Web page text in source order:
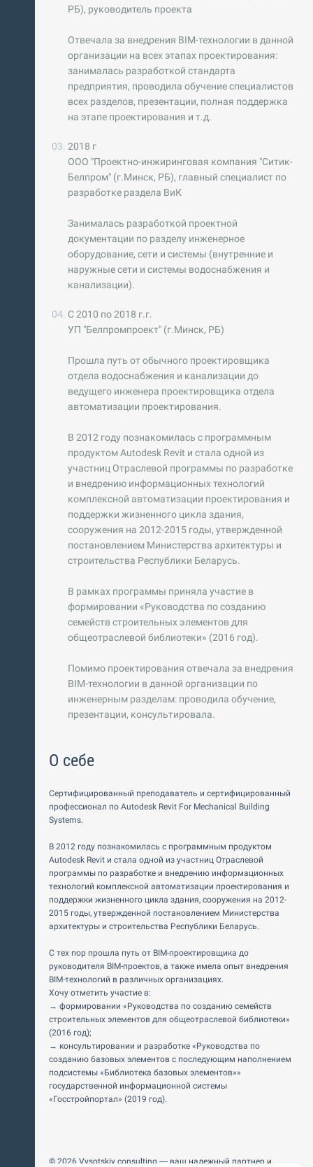
О себе
Сертифицированный преподаватель и сертифицированный
профессионал по Autodesk Revit For Mechanical Building
Systems.
В 2012 году познакомилась с программным продуктом
Autodesk Revit и стала одной из участниц Отраслевой
программы по разработке и внедрению информационных
технологий комплексной автоматизации проектирования и
поддержки жизненного цикла здания, сооружения на 2012-
2015 годы, утвержденной постановлением Министерства
архитектуры и строительства Республики Беларусь.
С тех пор прошла путь от BIM-проектировщика до
руководителя BIM-проектов, а также имела опыт внедрения
BIM-технологий в различных организациях.
Хочу отметить участие в:
→ формировании «Руководства по созданию семейств
строительных элементов для общеотраслевой библиотеки»
(2016 год);
→ консультировании и разработке «Руководства по
созданию базовых элементов с последующим наполнением
подсистемы «Библиотека базовых элементов»»
государственной информационной системы
«Госстройпортал» (2019 год).
РБ), руководитель проекта
Отвечала за внедрения BIM-технологии в данной
организации на всех этапах проектирования:
занималась разработкой стандарта
предприятия, проводила обучение специалистов
всех разделов, презентации, полная поддержка
на этапе проектирования и т.д.
2018 г
ООО "Проектно-инжиринговая компания "Ситик-
Белпром" (г.Минск, РБ), главный специалист по
разработке раздела ВиК
Занималась разработкой проектной
документации по разделу инженерное
оборудование, сети и системы (внутренние и
наружные сети и системы водоснабжения и
канализации).
С 2010 по 2018 г.г.
УП "Белпромпроект" (г.Минск, РБ)
Прошла путь от обычного проектировщика
отдела водоснабжения и канализации до
ведущего инженера проектировщика отдела
автоматизации проектирования.
В 2012 году познакомилась с программным
продуктом Autodesk Revit и стала одной из
участниц Отраслевой программы по разработке
и внедрению информационных технологий
комплексной автоматизации проектирования и
поддержки жизненного цикла здания,
сооружения на 2012-2015 годы, утвержденной
постановлением Министерства архитектуры и
строительства Республики Беларусь.
В рамках программы приняла участие в
формировании «Руководства по созданию
семейств строительных элементов для
общеотраслевой библиотеки» (2016 год).
Помимо проектирования отвечала за внедрения
BIM-технологии в данной организации по
инженерным разделам: проводила обучение,
презентации, консультировала.
© 2026 Vysotskiy consulting — ваш надежный партнер и